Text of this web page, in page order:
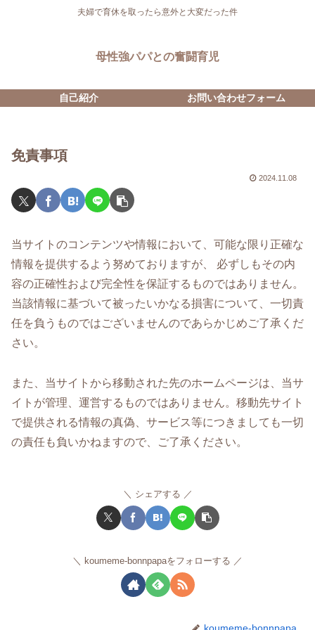
夫婦で育休を取ったら意外と大変だった件
母性強パパとの奮闘育児
自己紹介 お問い合わせフォーム
免責事項
2024.11.08
当サイトのコンテンツや情報において、可能な限り正確な
情報を提供するよう努めておりますが、 必ずしもその内
容の正確性および完全性を保証するものではありません。
当該情報に基づいて被ったいかなる損害について、一切責
任を負うものではございませんのであらかじめご了承くだ
さい。
また、当サイトから移動された先のホームページは、当サ
イトが管理、運営するものではありません。移動先サイト
で提供される情報の真偽、サービス等につきましても一切
の責任も負いかねますので、ご了承ください。
シェアする
koumeme-bonnpapaをフォローする
koumeme-bonnpapa